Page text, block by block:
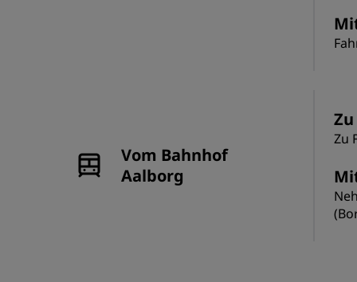
Vom Bahnhof
Aalborg
Zu